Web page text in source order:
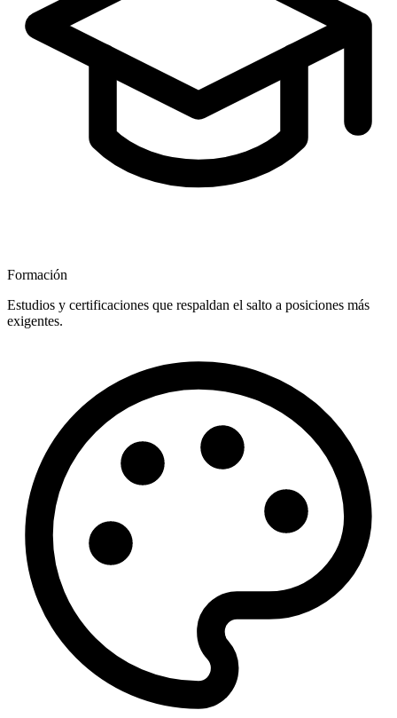
Formación
Estudios y certificaciones que respaldan el salto a posiciones más
exigentes.